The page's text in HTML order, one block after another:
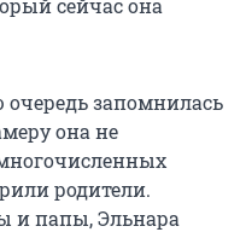
сейчас она
запомнилась
она не
родители.
и папы, Эльнара